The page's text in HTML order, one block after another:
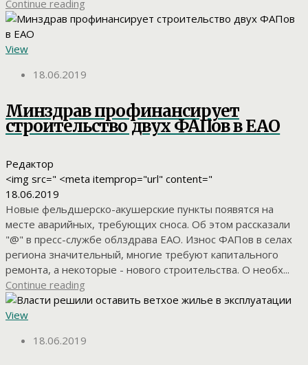
Continue reading
View
18.06.2019
Минздрав профинансирует
строительство двух ФАПов в ЕАО
Редактор
<img src=" <meta itemprop="url" content="
18.06.2019
Новые фельдшерско-акушерские пункты появятся на
месте аварийных, требующих сноса. Об этом рассказали
"@" в пресс-службе облздрава ЕАО. Износ ФАПов в селах
региона значительный, многие требуют капитального
ремонта, а некоторые - нового строительства. О необх...
Continue reading
View
18.06.2019